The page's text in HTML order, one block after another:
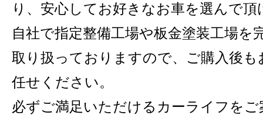
り、安心してお好きなお車を選んで頂
自社で指定整備工場や板金塗装工場を
取り扱っておりますので、ご購入後
任せください。
必ずご満足いただけるカーライフを